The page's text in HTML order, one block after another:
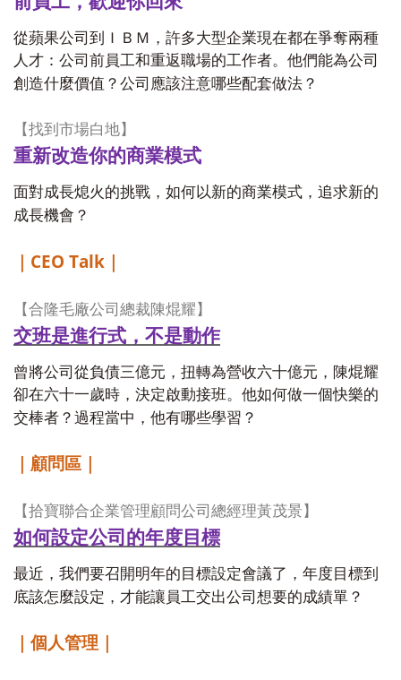
從蘋果公司到ＩＢＭ，許多大型企業現在都在爭奪兩種
人才：公司前員工和重返職場的工作者。他們能為公司
創造什麼價值？公司應該注意哪些配套做法？
【找到市場白地】
重新改造你的商業模式
面對成長熄火的挑戰，如何以新的商業模式，追求新的
成長機會？
CEO Talk
【合隆毛廠公司總裁陳焜耀】
交班是進行式，不是動作
曾將公司從負債三億元，扭轉為營收六十億元，陳焜耀
卻在六十一歲時，決定啟動接班。他如何做一個快樂的
交棒者？過程當中，他有哪些學習？
｜顧問區｜
【拾寶聯合企業管理顧問公司總經理黃茂景】
如何設定公司的年度目標
最近，我們要召開明年的目標設定會議了，年度目標到
底該怎麼設定，才能讓員工交出公司想要的成績單？
｜個人管理｜